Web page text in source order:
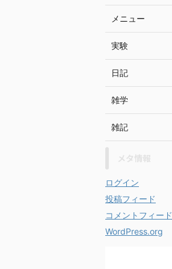
メニュー
実験
日記
雑学
雑記
ログイン
投稿フィード
コメントフィード
WordPress.org